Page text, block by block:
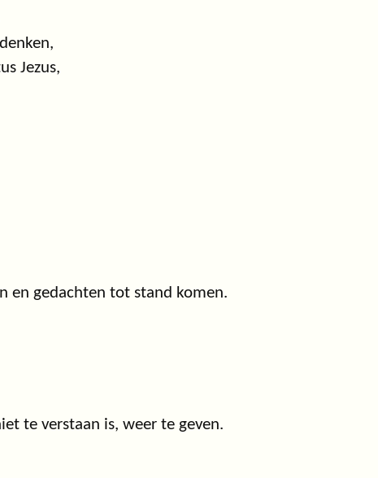
Jezus,
en gedachten tot stand komen.
te verstaan is, weer te geven.